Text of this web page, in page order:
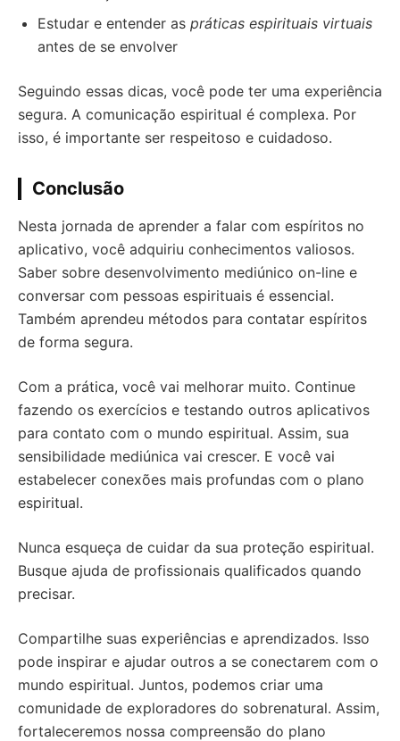
Estudar e entender as práticas espirituais virtuais
antes de se envolver
Seguindo essas dicas, você pode ter uma experiência
segura. A comunicação espiritual é complexa. Por
isso, é importante ser respeitoso e cuidadoso.
Conclusão
Nesta jornada de aprender a falar com espíritos no
aplicativo, você adquiriu conhecimentos valiosos.
Saber sobre desenvolvimento mediúnico on-line e
conversar com pessoas espirituais é essencial.
Também aprendeu métodos para contatar espíritos
de forma segura.
Com a prática, você vai melhorar muito. Continue
fazendo os exercícios e testando outros aplicativos
para contato com o mundo espiritual. Assim, sua
sensibilidade mediúnica vai crescer. E você vai
estabelecer conexões mais profundas com o plano
espiritual.
Nunca esqueça de cuidar da sua proteção espiritual.
Busque ajuda de profissionais qualificados quando
precisar.
Compartilhe suas experiências e aprendizados. Isso
pode inspirar e ajudar outros a se conectarem com o
mundo espiritual. Juntos, podemos criar uma
comunidade de exploradores do sobrenatural. Assim,
fortaleceremos nossa compreensão do plano